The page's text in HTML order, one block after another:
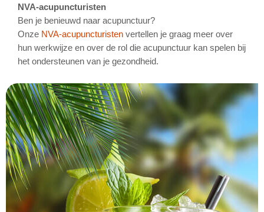
NVA-acupuncturisten
Ben je benieuwd naar acupunctuur?
Onze NVA-acupuncturisten vertellen je graag meer over
hun werkwijze en over de rol die acupunctuur kan spelen bij
het ondersteunen van je gezondheid.